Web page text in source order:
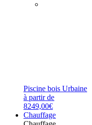
Piscine bois Urbaine
à partir de
8249,00€
Chauffage